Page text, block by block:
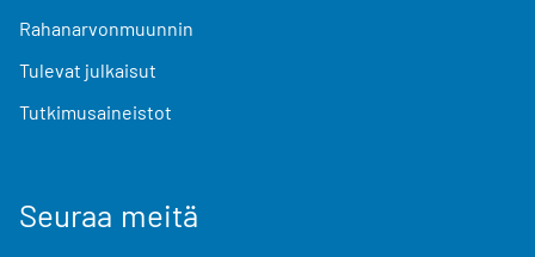
Rahanarvonmuunnin
Tulevat julkaisut
Tutkimusaineistot
Seuraa meitä